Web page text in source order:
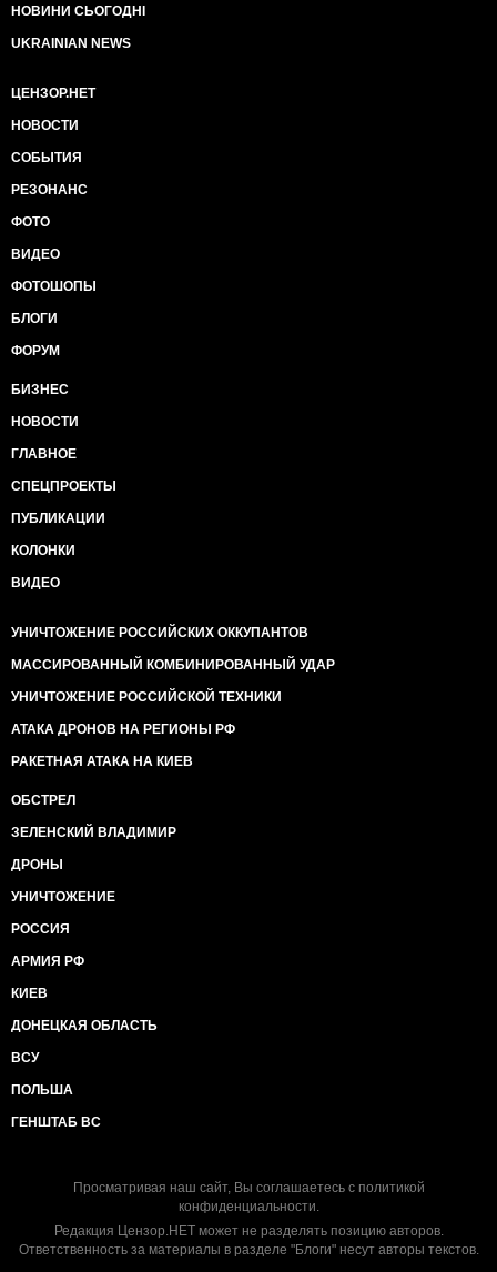
НОВИНИ СЬОГОДНІ
UKRAINIAN NEWS
ЦЕНЗОР.НЕТ
НОВОСТИ
СОБЫТИЯ
РЕЗОНАНС
ФОТО
ВИДЕО
ФОТОШОПЫ
БЛОГИ
ФОРУМ
БИЗНЕС
НОВОСТИ
ГЛАВНОЕ
СПЕЦПРОЕКТЫ
ПУБЛИКАЦИИ
КОЛОНКИ
ВИДЕО
УНИЧТОЖЕНИЕ РОССИЙСКИХ ОККУПАНТОВ
МАССИРОВАННЫЙ КОМБИНИРОВАННЫЙ УДАР
УНИЧТОЖЕНИЕ РОССИЙСКОЙ ТЕХНИКИ
АТАКА ДРОНОВ НА РЕГИОНЫ РФ
РАКЕТНАЯ АТАКА НА КИЕВ
ОБСТРЕЛ
ЗЕЛЕНСКИЙ ВЛАДИМИР
ДРОНЫ
УНИЧТОЖЕНИЕ
РОССИЯ
АРМИЯ РФ
КИЕВ
ДОНЕЦКАЯ ОБЛАСТЬ
ВСУ
ПОЛЬША
ГЕНШТАБ ВС
Просматривая наш сайт, Вы соглашаетесь с политикой
конфиденциальности.
Редакция Цензор.НЕТ может не разделять позицию авторов.
Ответственность за материалы в разделе "Блоги" несут авторы текстов.